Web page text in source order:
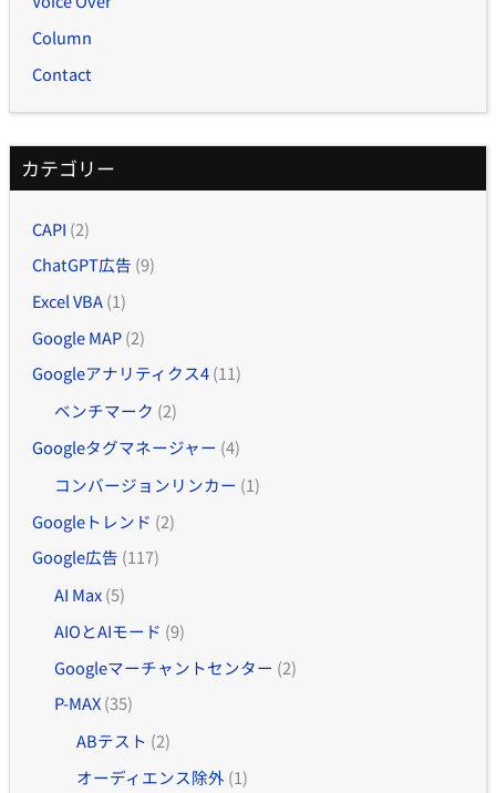
Column
Contact
カテゴリー
CAPI (2)
ChatGPT広告 (9)
Excel VBA(1)
Google MAP(2)
Googleアナリティクス4(11)
ベンチマーク (2)
Googleタグマネージャー (4)
コンバージョンリンカー (1)
Googleトレンド (2)
Google広告 (117)
AI Max(5)
AIOとAIモード (9)
Googleマーチャントセンター (2)
P-MAX(35)
ABテスト (2)
オーディエンス除外 (1)